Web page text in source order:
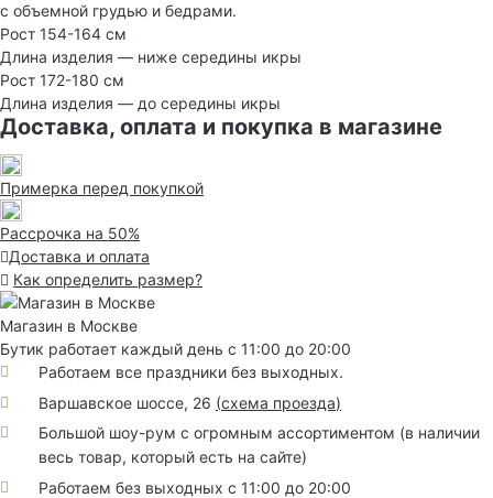
с объемной грудью и бедрами.
Рост 154-164 см
Длина изделия — ниже середины икры
Рост 172-180 см
Длина изделия — до середины икры
Доставка, оплата и покупка в магазине
Примерка перед покупкой
Рассрочка на 50%
Доставка и оплата
Как определить размер?
Магазин в Москве
Бутик работает каждый день с 11:00 до 20:00
Работаем все праздники без выходных.
Варшавское шоссе, 26 (схема проезда)
Большой шоу-рум с огромным ассортиментом (в наличии
весь товар, который есть на сайте)
Работаем без выходных с 11:00 до 20:00